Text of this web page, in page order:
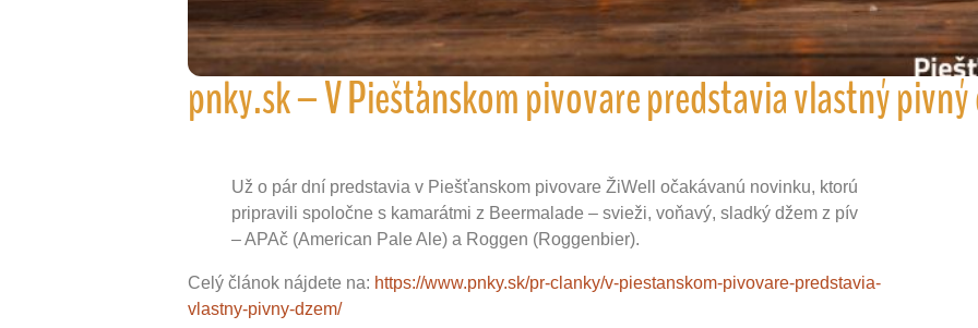
pnky.sk – V Piešťanskom pivovare predstavia vlastný
Už o pár dní predstavia v Piešťanskom pivovare ŽiWell očakávanú novinku, ktorú
pripravili spoločne s kamarátmi z Beermalade – svieži, voňavý, sladký džem z pív
– APAč (American Pale Ale) a Roggen (Roggenbier).
Celý článok nájdete na: https://www.pnky.sk/pr-clanky/v-piestanskom-pivovare-predstavia-
vlastny-pivny-dzem/